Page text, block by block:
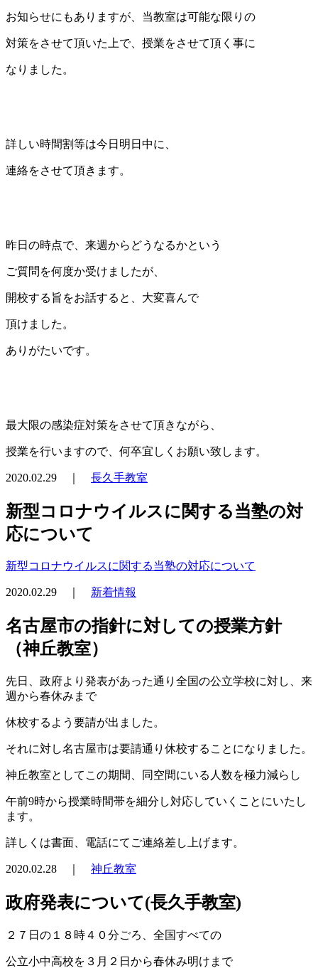
お知らせにもありますが、当教室は可能な限りの
対策をさせて頂いた上で、授業をさせて頂く事に
なりました。
詳しい時間割等は今日明日中に、
連絡をさせて頂きます。
昨日の時点で、来週からどうなるかという
ご質問を何度か受けましたが、
開校する旨をお話すると、大変喜んで
頂けました。
ありがたいです。
最大限の感染症対策をさせて頂きながら、
授業を行いますので、何卒宜しくお願い致します。
2020.02.29 ｜ 長久手教室
新型コロナウイルスに関する当塾の対
応について
新型コロナウイルスに関する当塾の対応について
2020.02.29 ｜ 新着情報
名古屋市の指針に対しての授業方針
（神丘教室）
先日、政府より発表があった通り全国の公立学校に対し、来
週から春休みまで
休校するよう要請が出ました。
それに対し名古屋市は要請通り休校することになりました。
神丘教室としてこの期間、同空間にいる人数を極力減らし
午前9時から授業時間帯を細分し対応していくことにいたし
ます。
詳しくは書面、電話にてご連絡差し上げます。
2020.02.28 ｜ 神丘教室
政府発表について(長久手教室)
２７日の１８時４０分ごろ、全国すべての
公立小中高校を３月２日から春休み明けまで